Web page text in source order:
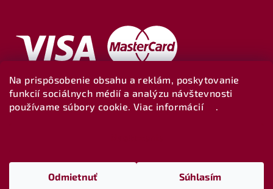
Na prispôsobenie obsahu a reklám, poskytovanie
funkcií sociálnych médií a analýzu návštevnosti
používame súbory cookie. Viac informácií
.
Odmietnuť Súhlasím
Upraviť nastavenie cookies